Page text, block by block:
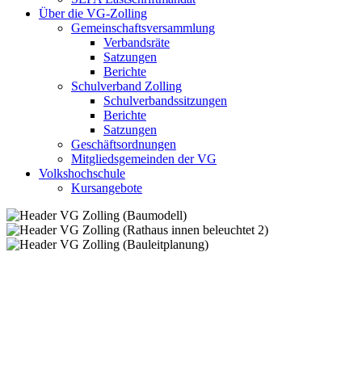
Über die VG-Zolling
Gemeinschaftsversammlung
Verbandsräte
Satzungen
Berichte
Schulverband Zolling
Schulverbandssitzungen
Berichte
Satzungen
Geschäftsordnungen
Mitgliedsgemeinden der VG
Volkshochschule
Kursangebote